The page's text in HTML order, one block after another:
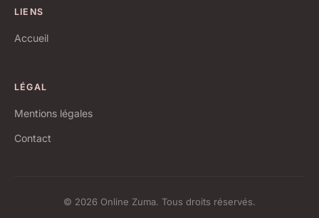
LIENS
Accueil
LÉGAL
Mentions légales
Contact
© 2026 Online Zuma. Tous droits réservés.